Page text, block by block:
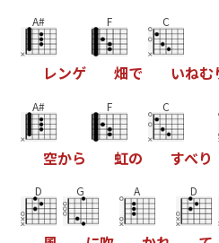
A#
レンゲ
F
畑で
C
いねむ
A#
空から
F
虹の
C
すべり
D G A D